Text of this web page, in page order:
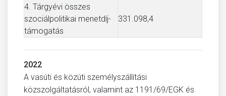
4. Tárgyévi összes
szociálpolitikai menetdíj-
támogatás
331.098,4
2022
A vasúti és közúti személyszállítási
közszolgáltatásról, valamint az 1191/69/EGK és